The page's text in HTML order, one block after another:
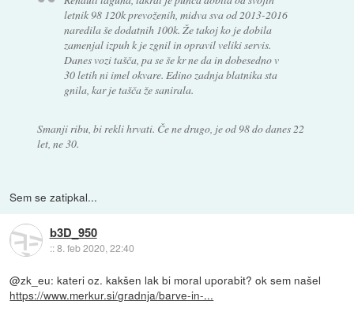
letnik 98 120k prevoženih, midva sva od 2013-2016
naredila še dodatnih 100k. Že takoj ko je dobila
zamenjal izpuh k je zgnil in opravil veliki servis.
Danes vozi tašča, pa se še kr ne da in dobesedno v
30 letih ni imel okvare. Edino zadnja blatnika sta
gnila, kar je tašča že sanirala.
Smanji ribu, bi rekli hrvati. Če ne drugo, je od 98 do danes 22
let, ne 30.
Sem se zatipkal...
b3D_950
::8. feb 2020, 22:40
@zk_eu: kateri oz. kakšen lak bi moral uporabit? ok sem našel
https://www.merkur.si/gradnja/barve-in-...